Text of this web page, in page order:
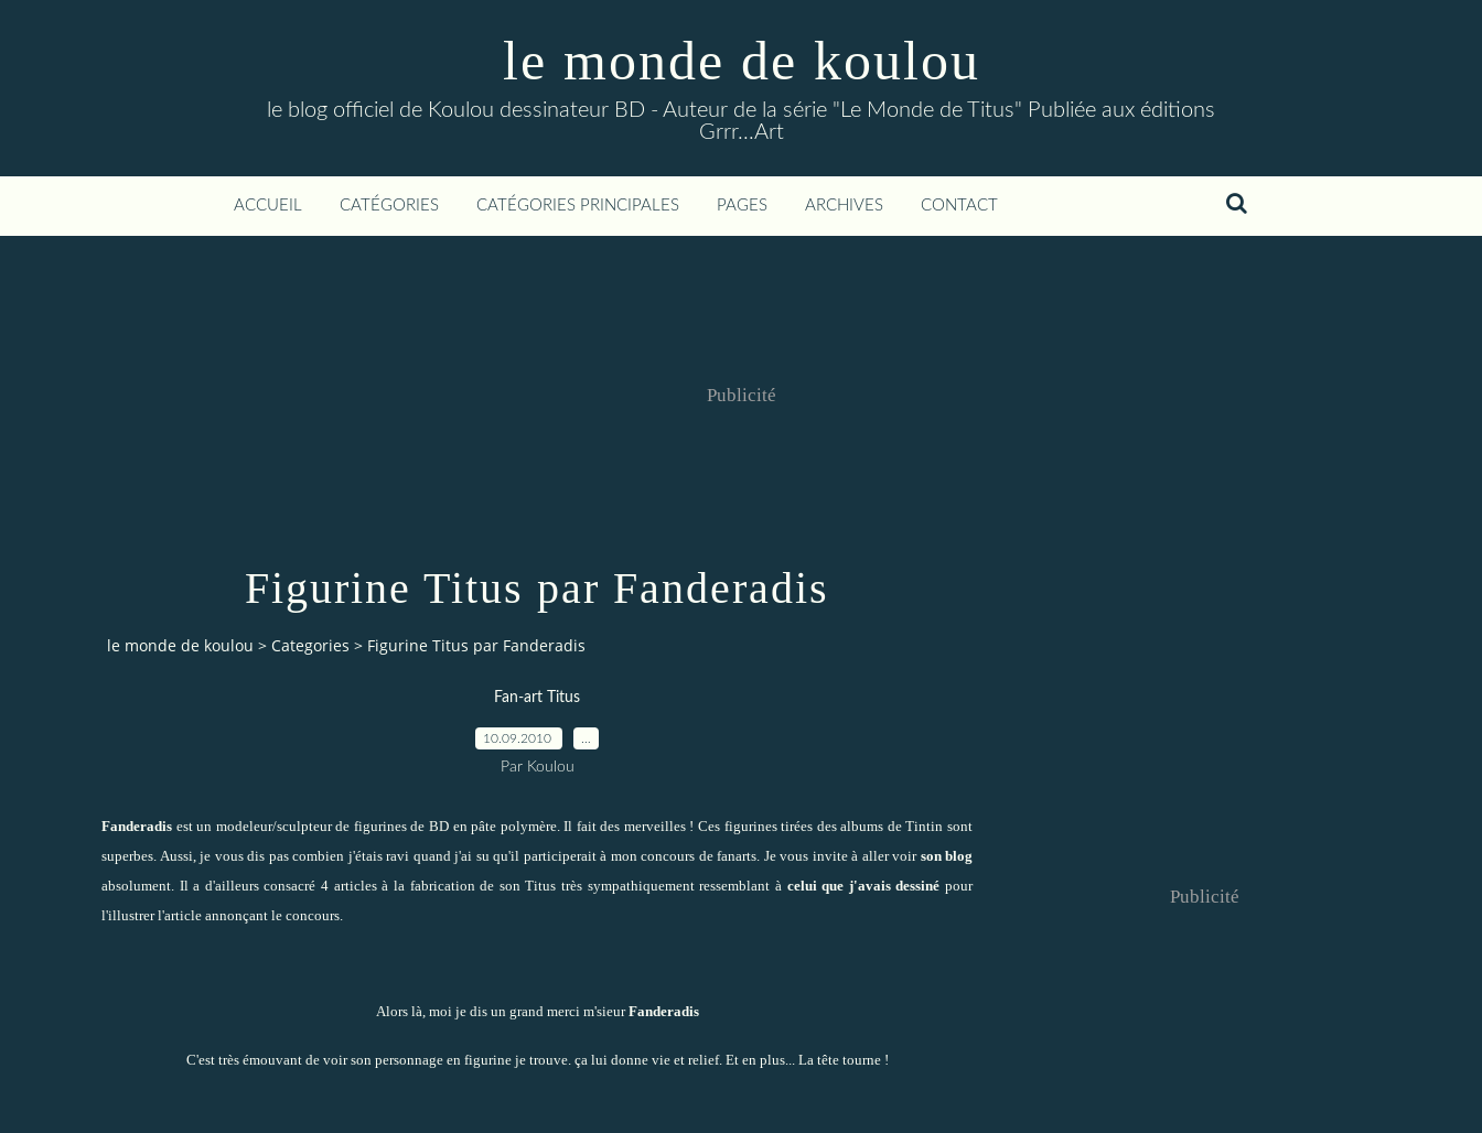
le monde de koulou
le blog officiel de Koulou dessinateur BD - Auteur de la série "Le Monde de Titus" Publiée aux éditions
Grrr...Art
ACCUEIL CATÉGORIES CATÉGORIES PRINCIPALES PAGES ARCHIVES CONTACT
Publicité
Figurine Titus par Fanderadis
le monde de koulou > Categories > Figurine Titus par Fanderadis
Fan-art Titus
10.09.2010
Par Koulou
Fanderadis est un modeleur/sculpteur de figurines de BD en pâte polymère. Il fait des merveilles ! Ces figurines tirées des albums de Tintin sont
superbes. Aussi, je vous dis pas combien j'étais ravi quand j'ai su qu'il participerait à mon concours de fanarts. Je vous invite à aller voir son blog
absolument. Il a d'ailleurs consacré 4 articles à la fabrication de son Titus très sympathiquement ressemblant à celui que j'avais dessiné pour
l'illustrer l'article annonçant le concours.
Alors là, moi je dis un grand merci m'sieurFanderadis
C'est très émouvant de voir son personnage en figurine je trouve. ça lui donne vie et relief. Et en plus... La tête tourne !
Publicité